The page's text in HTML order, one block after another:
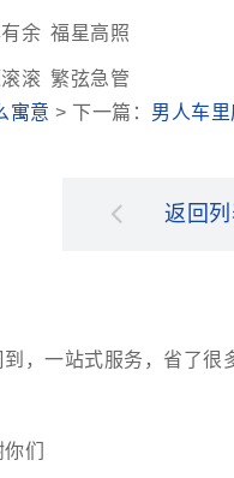
余 福星高照
滚 繁弦急管
寓意 > 下一篇： 男人车
返回
，一站式服务，省了很
们